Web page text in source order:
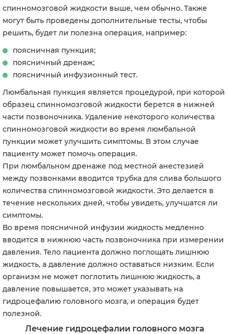
спинномозговой жидкости выше, чем обычно. Также
могут быть проведены дополнительные тесты, чтобы
решить, будет ли полезна операция, например:
поясничная пункция;
поясничный дренаж;
поясничный инфузионный тест.
Люмбальная пункция является процедурой, при которой
образец спинномозговой жидкости берется в нижней
части позвоночника. Удаление некоторого количества
спинномозговой жидкости во время люмбальной
пункции может улучшить симптомы. В этом случае
пациенту может помочь операция.
При люмбальном дренаже под местной анестезией
между позвонками вводится трубка для слива большого
количества спинномозговой жидкости. Это делается в
течение нескольких дней, чтобы увидеть, улучшатся ли
симптомы.
Во время поясничной инфузии жидкость медленно
вводится в нижнюю часть позвоночника при измерении
давления. Тело пациента должно поглощать лишнюю
жидкость, а давление должно оставаться низким. Если
организм не может поглотить лишнюю жидкость, а
давление повышается, это может указывать на
гидроцефалию головного мозга, и операция будет
полезной.
Лечение гидроцефалии головного мозга